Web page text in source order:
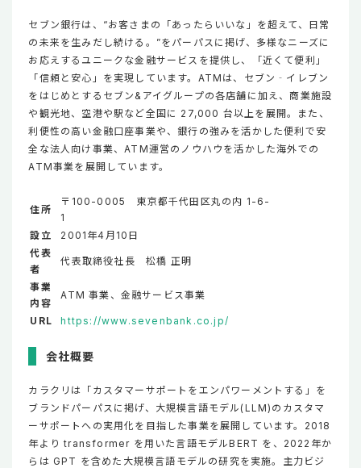
セブン銀行は、“お客さまの「あったらいいな」を超えて、日常
の未来を生みだし続ける。”をパーパスに掲げ、多様なニーズに
お応えするユニークな金融サービスを提供し、「近くて便利」
「信頼と安心」を実現しています。ATMは、セブン‐イレブン
をはじめとするセブン&アイグループの各店舗に加え、商業施設
や観光地、空港や駅など全国に 27,000 台以上を展開。また、
利便性の高い金融口座事業や、銀行の強みを活かした便利で安
全な法人向け事業、ATM運営のノウハウを活かした海外での
ATM事業を展開しています。
住所
〒100-0005 東京都千代田区丸の内 1-6-
1
設立
2001年4月10日
代表
者
代表取締役社長 松橋 正明
事業
内容
ATM 事業、金融サービス事業
URL https://www.sevenbank.co.jp/
会社概要
カラクリは「カスタマーサポートをエンパワーメントする」を
ブランドパーパスに掲げ、大規模言語モデル(LLM)のカスタマ
ーサポートへの実用化を目指した事業を展開しています。2018
年より transformer を用いた言語モデルBERT を、2022年か
らは GPT を含めた大規模言語モデルの研究を実施。主力ビジ